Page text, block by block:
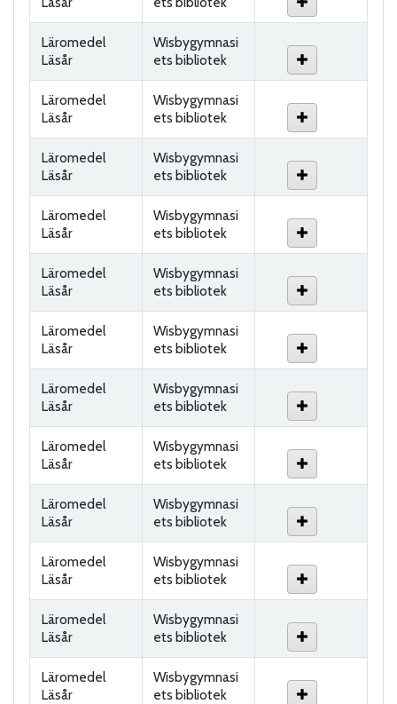
Läromedel
Läsår
Wisbygymnasi
ets bibliotek
Läromedel
Läsår
Wisbygymnasi
ets bibliotek
Läromedel
Läsår
Wisbygymnasi
ets bibliotek
Läromedel
Läsår
Wisbygymnasi
ets bibliotek
Läromedel
Läsår
Wisbygymnasi
ets bibliotek
Läromedel
Läsår
Wisbygymnasi
ets bibliotek
Läromedel
Läsår
Wisbygymnasi
ets bibliotek
Läromedel
Läsår
Wisbygymnasi
ets bibliotek
Läromedel
Läsår
Wisbygymnasi
ets bibliotek
Läromedel
Läsår
Wisbygymnasi
ets bibliotek
Läromedel
Läsår
Wisbygymnasi
ets bibliotek
Läromedel
Läsår
Wisbygymnasi
ets bibliotek